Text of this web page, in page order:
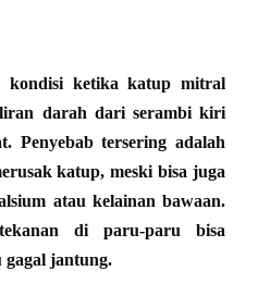
kondisi ketika katup mitral
darah dari serambi kiri
Penyebab tersering adalah
katup, meski bisa juga
atau kelainan bawaan.
di paru-paru bisa
gagal jantung.